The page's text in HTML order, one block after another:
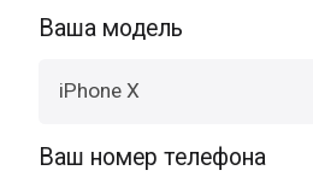
Ваша модель
iPhone X
Ваш номер телефона